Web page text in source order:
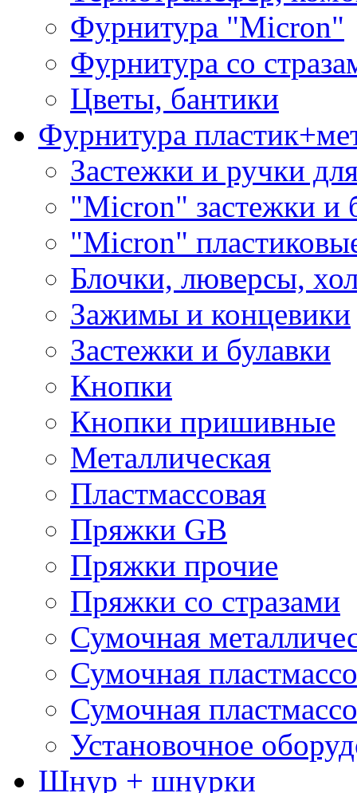
Фурнитура "Micron"
Фурнитура со
Цветы, бантики
Фурнитура
Застежки и ручки
"Micron" застежки и
"Micron"
Блочки, люверсы,
Зажимы и концевики
Застежки и булавки
Кнопки
Кнопки пришивные
Металлическая
Пластмассовая
Пряжки GB
Пряжки прочие
Пряжки со стразами
Сумочная
Сумочная
Сумочная
Установочное
Шнур + шнурки